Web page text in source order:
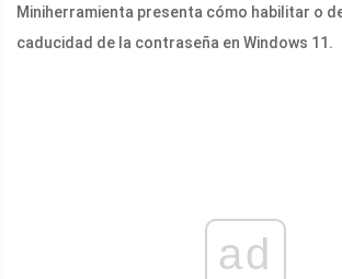
Miniherramienta presenta cómo habilitar o
caducidad de la contraseña en Windows 11.
ad